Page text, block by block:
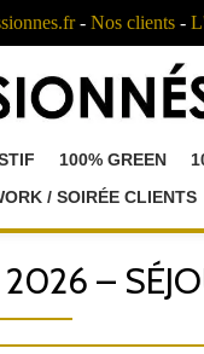
- Nos clients-
100% GREEN
/ SOIRÉE CLIENTS
–